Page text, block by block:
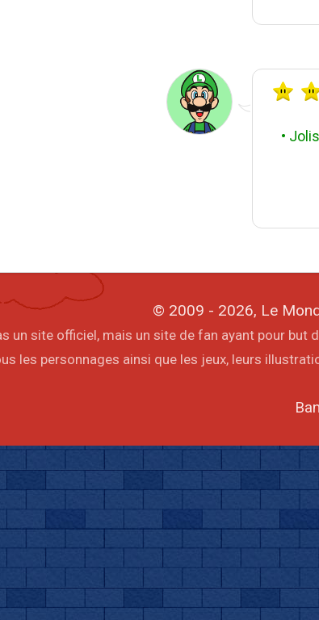
•
© 2009 - 2026, Le
un site officiel, mais un site de fan ayant pour
les personnages ainsi que les jeux, leurs